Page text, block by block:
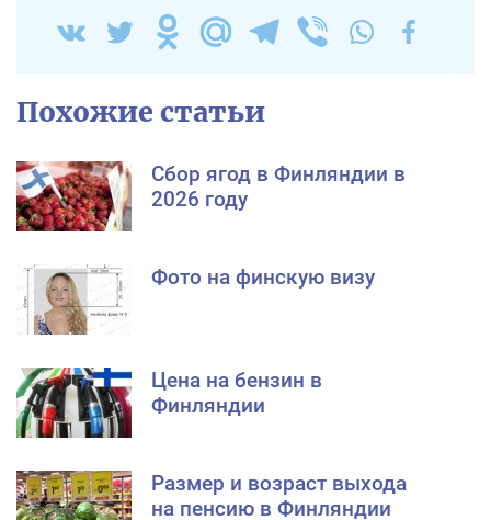
Похожие статьи
Сбор ягод в Финляндии в
2026 году
Фото на финскую визу
Цена на бензин в
Финляндии
Размер и возраст выхода
на пенсию в Финляндии